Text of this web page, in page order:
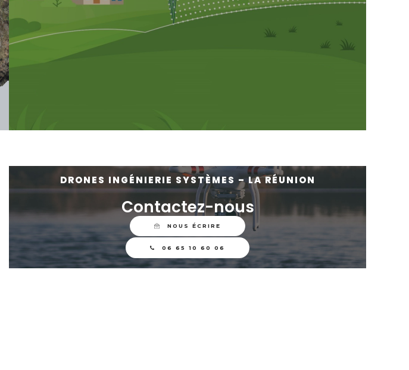
DRONES INGÉNIERIE SYSTÈMES – LA RÉUNION
Contactez-nous
NOUS ÉCRIRE
06 65 10 60 06